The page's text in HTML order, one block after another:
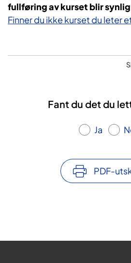
fullføring av kurset blir
Finner du ikke kurset du leter
Fant du det du
Ja
PDF-